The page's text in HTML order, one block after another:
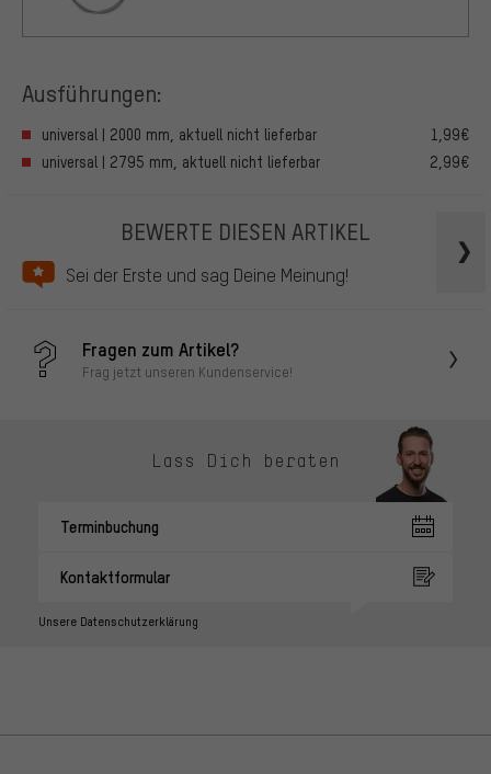
Ausführungen:
universal | 2000 mm, aktuell nicht lieferbar
1,99€
universal | 2795 mm, aktuell nicht lieferbar
2,99€
BEWERTE DIESEN ARTIKEL
Sei der Erste und sag Deine Meinung!
Fragen zum Artikel?
Frag jetzt unseren Kundenservice!
Lass Dich beraten
Terminbuchung
Kontaktformular
Unsere Datenschutzerklärung